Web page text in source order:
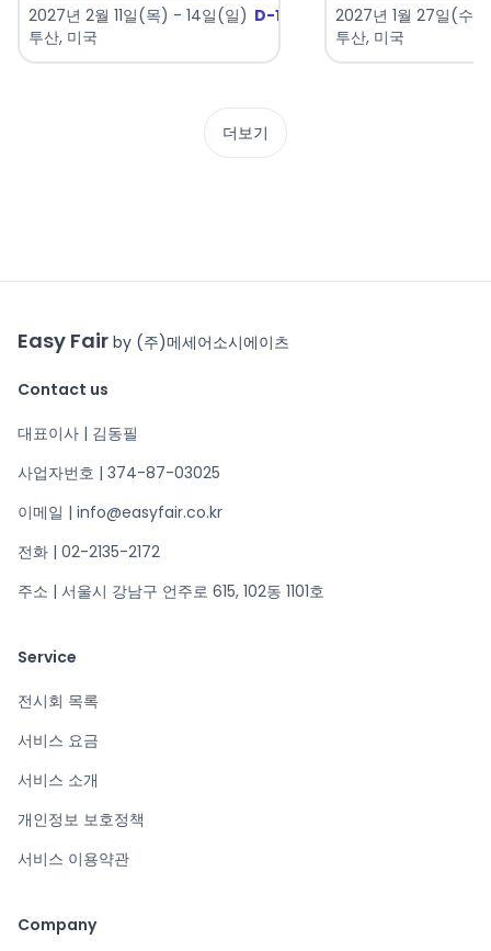
2027년 2월 11일(목) - 14일(일) D-189
투산, 미국
2027년 1월 27일(수
투산, 미국
더보기
Easy Fair by (주)메세어소시에이츠
Contact us
대표이사 | 김동필
사업자번호 | 374-87-03025
이메일 | info@easyfair.co.kr
전화 | 02-2135-2172
주소 | 서울시 강남구 언주로 615, 102동 1101호
Service
전시회 목록
서비스 요금
서비스 소개
개인정보 보호정책
서비스 이용약관
Company